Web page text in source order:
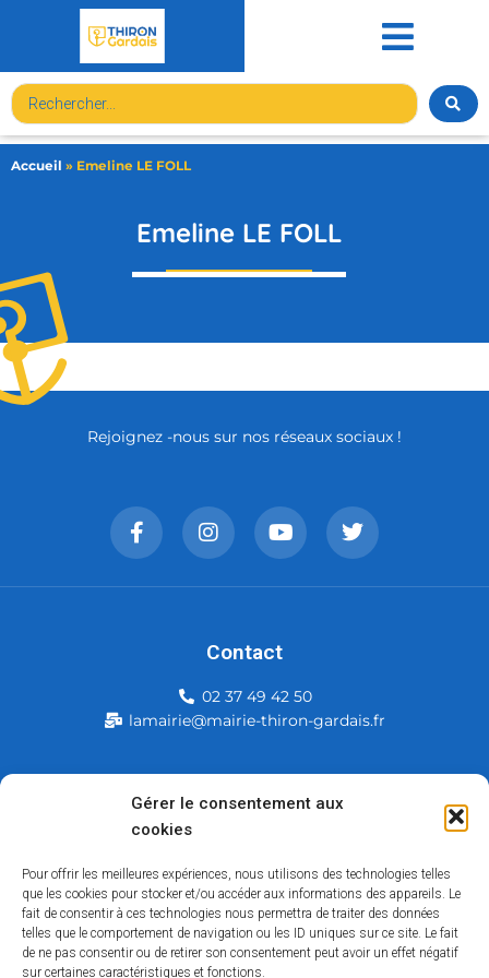
Gérer le consentement aux
cookies
Pour offrir les meilleures expériences, nous utilisons des technologies telles
que les cookies pour stocker et/ou accéder aux informations des appareils. Le
fait de consentir à ces technologies nous permettra de traiter des données
telles que le comportement de navigation ou les ID uniques sur ce site. Le fait
de ne pas consentir ou de retirer son consentement peut avoir un effet négatif
sur certaines caractéristiques et fonctions.
Accueil » Emeline LE FOLL
Emeline LE FOLL
Mairie de Thiron-Gardais
28480 Thiron-Gardais
Rejoignez -nous sur nos réseaux sociaux !
Contact
02 37 49 42 50
lamairie@mairie-thiron-gardais.fr